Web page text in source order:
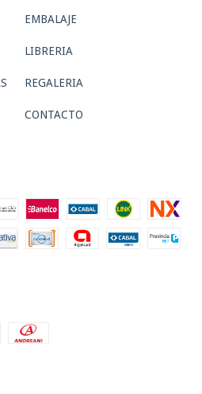
EMBALAJE
LIBRERIA
REGALERIA
CONTACTO